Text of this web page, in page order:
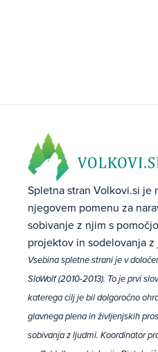
Spletna stran Volkovi.si je
njegovem pomenu za
sobivanje z njim s
projektov in sodelovanja z
Vsebina spletne strani je v
SloWolf (2010-2013). To je prvi
katerega cilj je bil dolgoročno
glavnega plena in življenjskih
sobivanja z ljudmi. Koordinator